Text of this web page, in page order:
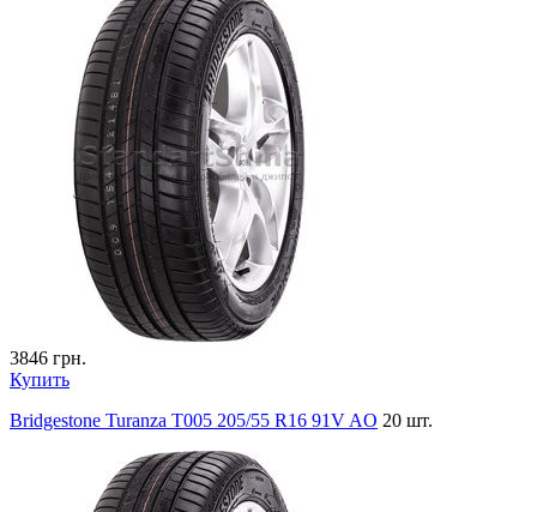
3846 грн.
Купить
Bridgestone Turanza T005 205/55 R16 91V AO 20 шт.